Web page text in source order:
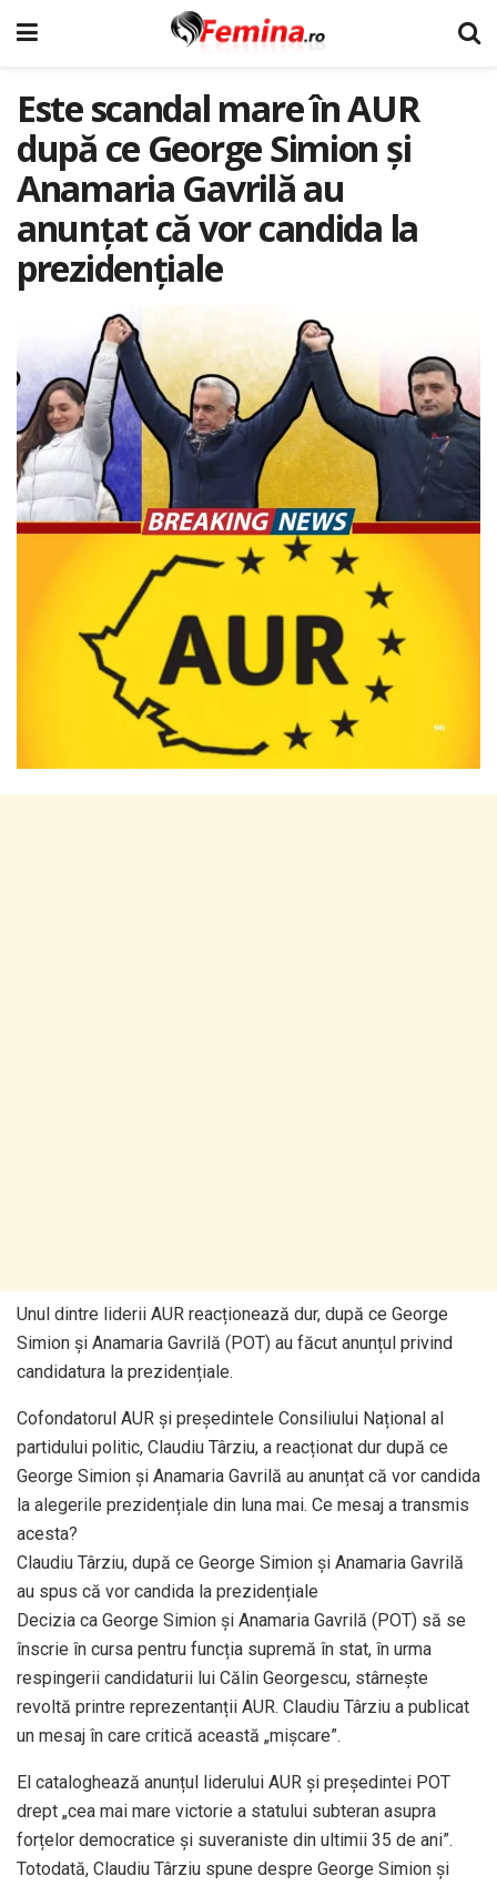
Este scandal mare în AUR
după ce George Simion și
Anamaria Gavrilă au
anunțat că vor candida la
prezidențiale
Unul dintre liderii AUR reacționează dur, după ce George
Simion și Anamaria Gavrilă (POT) au făcut anunțul privind
candidatura la prezidențiale.
Cofondatorul AUR și președintele Consiliului Național al
partidului politic, Claudiu Târziu, a reacționat dur după ce
George Simion și Anamaria Gavrilă au anunțat că vor candida
la alegerile prezidențiale din luna mai. Ce mesaj a transmis
acesta?
Claudiu Târziu, după ce George Simion și Anamaria Gavrilă
au spus că vor candida la prezidențiale
Decizia ca George Simion și Anamaria Gavrilă (POT) să se
înscrie în cursa pentru funcția supremă în stat, în urma
respingerii candidaturii lui Călin Georgescu, stârnește
revoltă printre reprezentanții AUR. Claudiu Târziu a publicat
un mesaj în care critică această „mișcare”.
El cataloghează anunțul liderului AUR și președintei POT
drept „cea mai mare victorie a statului subteran asupra
forțelor democratice și suveraniste din ultimii 35 de ani”.
Totodată, Claudiu Târziu spune despre George Simion și